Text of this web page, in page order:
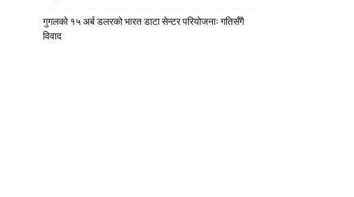
गुगलको १५ अर्ब डलरको भारत डाटा सेन्टर परियोजनाः गतिसँगै
विवाद